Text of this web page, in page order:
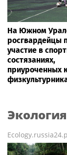
На Южном
росгвардейцы
участие в
состязаниях,
приуроченных